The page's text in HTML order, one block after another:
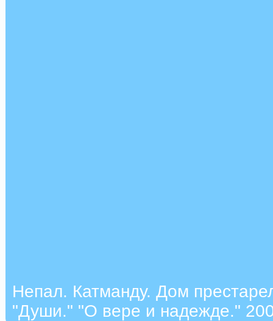
Непал. Катманду. Дом
"Души." "О вере и надежде."